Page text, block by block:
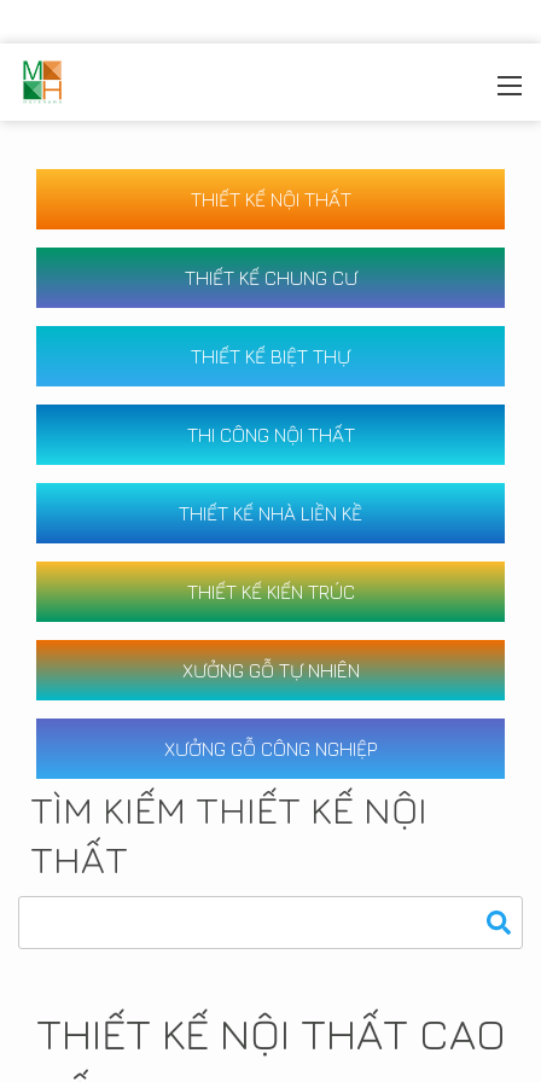
THIẾT KẾ NỘI THẤT
THIẾT KẾ CHUNG CƯ
THIẾT KẾ BIỆT THỰ
THI CÔNG NỘI THẤT
THIẾT KẾ NHÀ LIỀN KỀ
THIẾT KẾ KIẾN TRÚC
XƯỞNG GỖ TỰ NHIÊN
XƯỞNG GỖ CÔNG NGHIỆP
TÌM KIẾM THIẾT KẾ NỘI
THẤT
THIẾT KẾ NỘI THẤT CAO